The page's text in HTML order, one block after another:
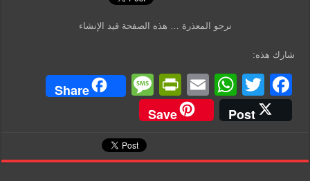
نرجو المعذرة … هذه الصفحة قيد الإنشاء
شارك هذه:
F
a
c
T
wi
tt
W
h
at
E
m
ail
Pr
in
tF
ri
M
a
Share
Post
Save